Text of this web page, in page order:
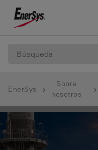
EnerSys
Sobre
nosotros